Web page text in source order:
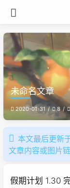
未命名文章
2020-01-31 8
本文最后更新
文章内容或图片
假期计划 1.30